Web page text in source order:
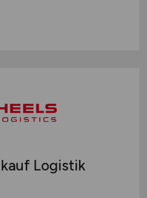
Logistik